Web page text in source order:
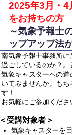
2025年3月・4
をお持ちの方
～気象予報士
ップアップ法
南気象予報士事務所
過ごしているのか？。
気象キャスターへの
いてみませんか。も
す！
お気軽にご参加くださ
受講対象者＞
気象キャスターを